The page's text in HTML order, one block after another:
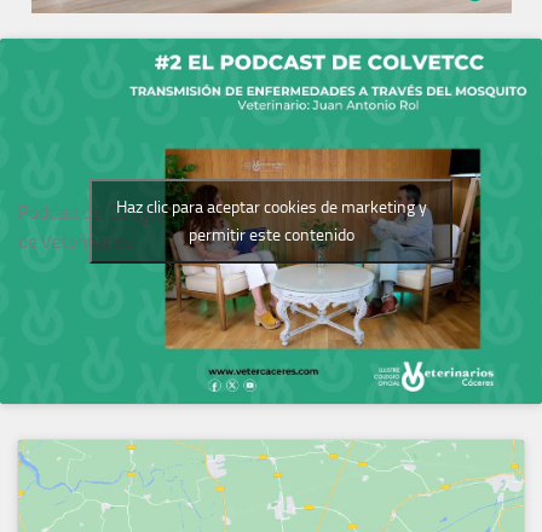
Podcast del Colegio
de Veterinarios
Haz clic para aceptar cookies de marketing y
permitir este contenido